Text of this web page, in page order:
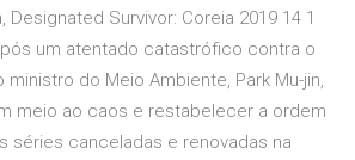
Survivor: Coreia 2019 14 1
um atentado catastrófico contra o
do Meio Ambiente, Park Mu-jin,
meio ao caos e restabelecer a ordem
séries canceladas e renovadas na